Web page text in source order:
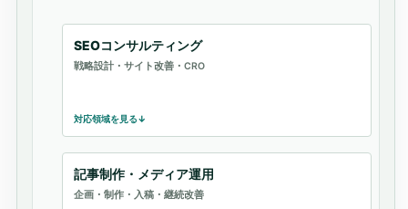
SEOコンサルティング
戦略設計・サイト改善・CRO
対応領域を見る
記事制作・メディア運用
企画・制作・入稿・継続改善